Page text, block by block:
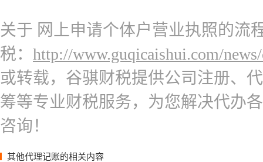
关于 网上申请个体户营业执照的流
税： http://www.guqicaishui.com/
或转载，谷骐财税提供公司注册、
筹等专业财税服务，为您解决代办
咨询！
其他代理记账的相关内容